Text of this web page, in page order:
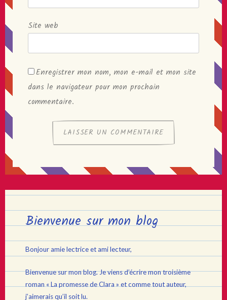
Site web
Enregistrer mon nom, mon e-mail et mon site
dans le navigateur pour mon prochain
commentaire.
Bienvenue sur mon blog
Bonjour amie lectrice et ami lecteur,
Bienvenue sur mon blog. Je viens d’écrire mon troisième
roman « La promesse de Clara » et comme tout auteur,
j’aimerais qu’il soit lu.